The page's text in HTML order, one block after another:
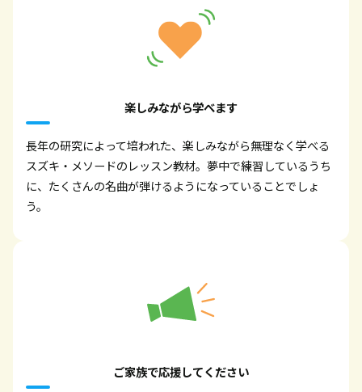
楽しみながら学べます
長年の研究によって培われた、楽しみながら無理なく学べる
スズキ・メソードのレッスン教材。夢中で練習しているうち
に、たくさんの名曲が弾けるようになっていることでしょ
う。
ご家族で応援してください